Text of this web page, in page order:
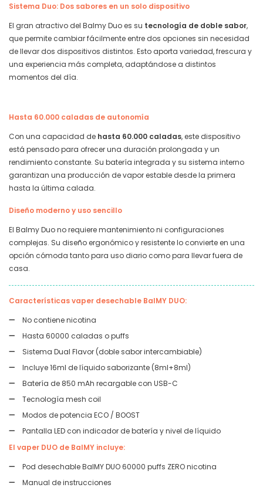
Sistema Duo: Dos sabores en un solo dispositivo
El gran atractivo del Balmy Duo es su tecnología de doble sabor,
que permite cambiar fácilmente entre dos opciones sin necesidad
de llevar dos dispositivos distintos. Esto aporta variedad, frescura y
una experiencia más completa, adaptándose a distintos
momentos del día.
Hasta 60.000 caladas de autonomía
Con una capacidad de hasta 60.000 caladas, este dispositivo
está pensado para ofrecer una duración prolongada y un
rendimiento constante. Su batería integrada y su sistema interno
garantizan una producción de vapor estable desde la primera
hasta la última calada.
Diseño moderno y uso sencillo
El Balmy Duo no requiere mantenimiento ni configuraciones
complejas. Su diseño ergonómico y resistente lo convierte en una
opción cómoda tanto para uso diario como para llevar fuera de
casa.
Características vaper desechable BalMY DUO:
No contiene nicotina
Hasta 60000 caladas o puffs
Sistema Dual Flavor (doble sabor intercambiable)
Incluye 16ml de líquido saborizante (8ml+8ml)
Batería de 850 mAh recargable con USB-C
Tecnología mesh coil
Modos de potencia ECO / BOOST
Pantalla LED con indicador de batería y nivel de líquido
El vaper DUO de BalMY incluye:
Pod desechable BalMY DUO 60000 puffs ZERO nicotina
Manual de instrucciones